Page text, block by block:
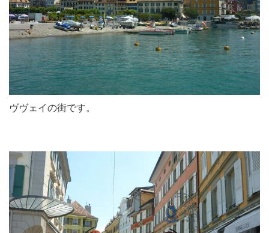
ヴヴェイの街です。